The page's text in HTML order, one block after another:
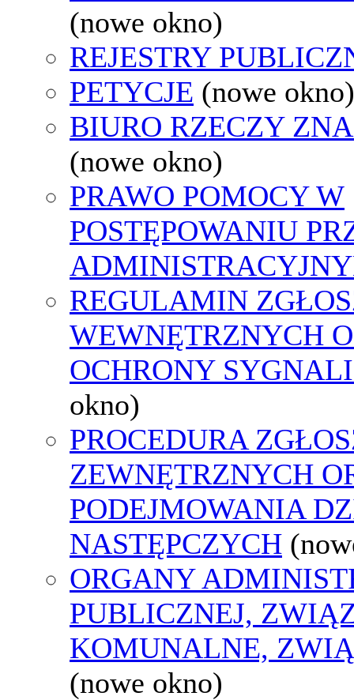
(nowe okno)
REJESTRY
PETYCJE (nowe okno)
BIURO RZECZY
(nowe okno)
PRAWO POMOCY W
POSTĘPOWANIU
REGULAMIN
WEWNĘTRZNYCH
OCHRONY
okno)
PROCEDURA
ZEWNĘTRZNYCH
PODEJMOWANIA
NASTĘPCZYCH
ORGANY
PUBLICZNEJ,
KOMUNALNE,
(nowe okno)